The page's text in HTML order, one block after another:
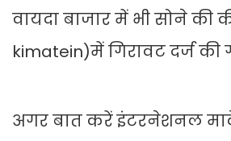
वायदा बाजार में भी सोने की
kimatein)में गिरावट दर्ज की
अगर बात करें इंटरनेशनल